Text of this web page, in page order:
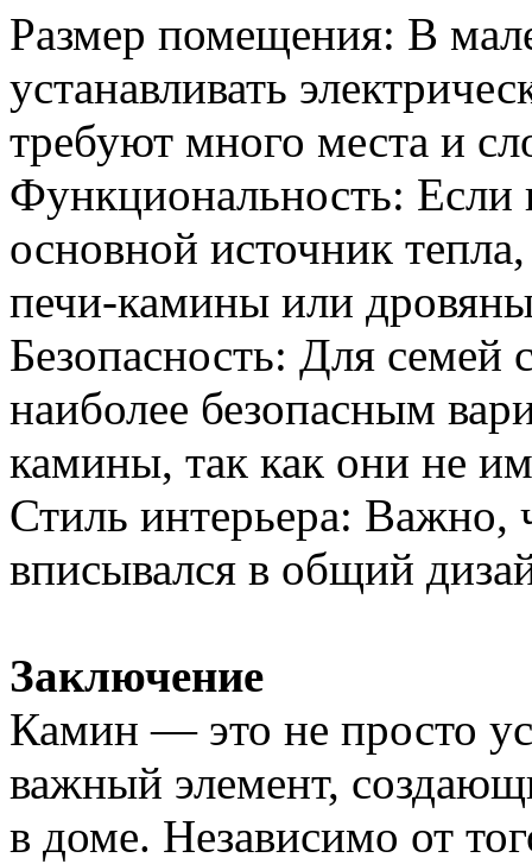
Размер помещения: В
устанавливать
требуют много места и
Функциональность: Если
основной источник
печи-камины или
Безопасность: Для
наиболее безопасным
камины, так как они не
Стиль интерьера:
вписывался в общий
Заключение
Камин — это не просто
важный элемент,
в доме. Независимо от